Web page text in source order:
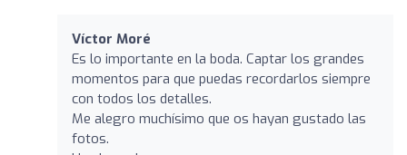
Víctor Moré
Es lo importante en la boda. Captar los grandes
momentos para que puedas recordarlos siempre
con todos los detalles.
Me alegro muchísimo que os hayan gustado las
fotos.